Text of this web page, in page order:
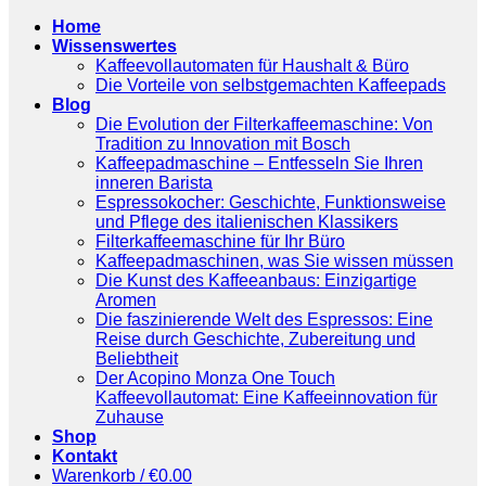
Home
Wissenswertes
Kaffeevollautomaten für Haushalt & Büro
Die Vorteile von selbstgemachten Kaffeepads
Blog
Die Evolution der Filterkaffeemaschine: Von
Tradition zu Innovation mit Bosch
Kaffeepadmaschine – Entfesseln Sie Ihren
inneren Barista
Espressokocher: Geschichte, Funktionsweise
und Pflege des italienischen Klassikers
Filterkaffeemaschine für Ihr Büro
Kaffeepadmaschinen, was Sie wissen müssen
Die Kunst des Kaffeeanbaus: Einzigartige
Aromen
Die faszinierende Welt des Espressos: Eine
Reise durch Geschichte, Zubereitung und
Beliebtheit
Der Acopino Monza One Touch
Kaffeevollautomat: Eine Kaffeeinnovation für
Zuhause
Shop
Kontakt
Warenkorb /€0.00